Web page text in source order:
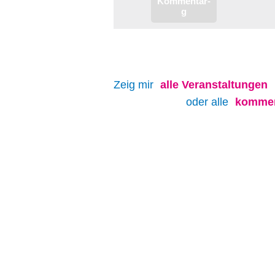
Zeig mir alle Veranstaltungen
oder alle